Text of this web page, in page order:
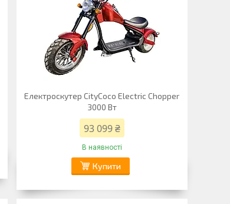
Електроскутер CityCoco Electric Chopper
3000 Вт
93 099 ₴
В наявності
Купити